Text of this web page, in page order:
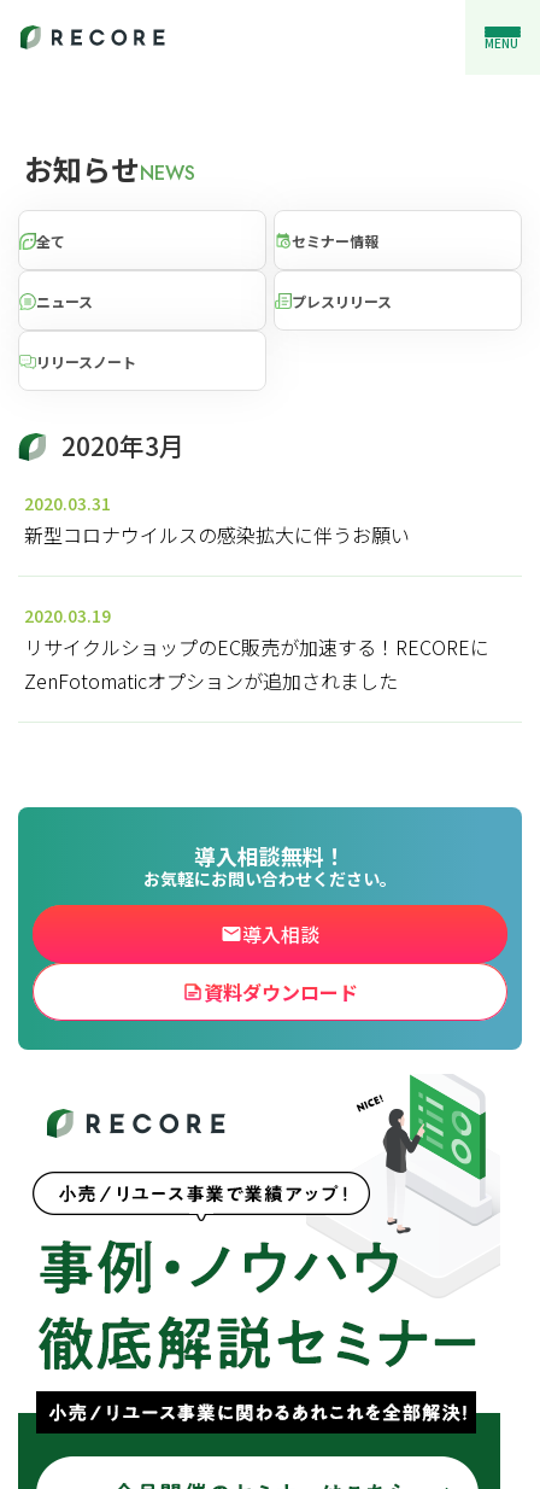
MENU
お知らせNEWS
全て セミナー情報
ニュース プレスリリース
リリースノート
導入相談無料！
お気軽にお問い合わせください。
導入相談
資料ダウンロード
2020年3月
2020.03.31
新型コロナウイルスの感染拡大に伴うお願い
2020.03.19
リサイクルショップのEC販売が加速する！RECOREに
ZenFotomaticオプションが追加されました